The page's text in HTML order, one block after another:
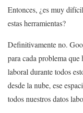
Entonces, ¿es muy
estas herramientas?
Definitivamente no.
para cada problema
laboral durante todos
desde la nube, ese
todos nuestros datos